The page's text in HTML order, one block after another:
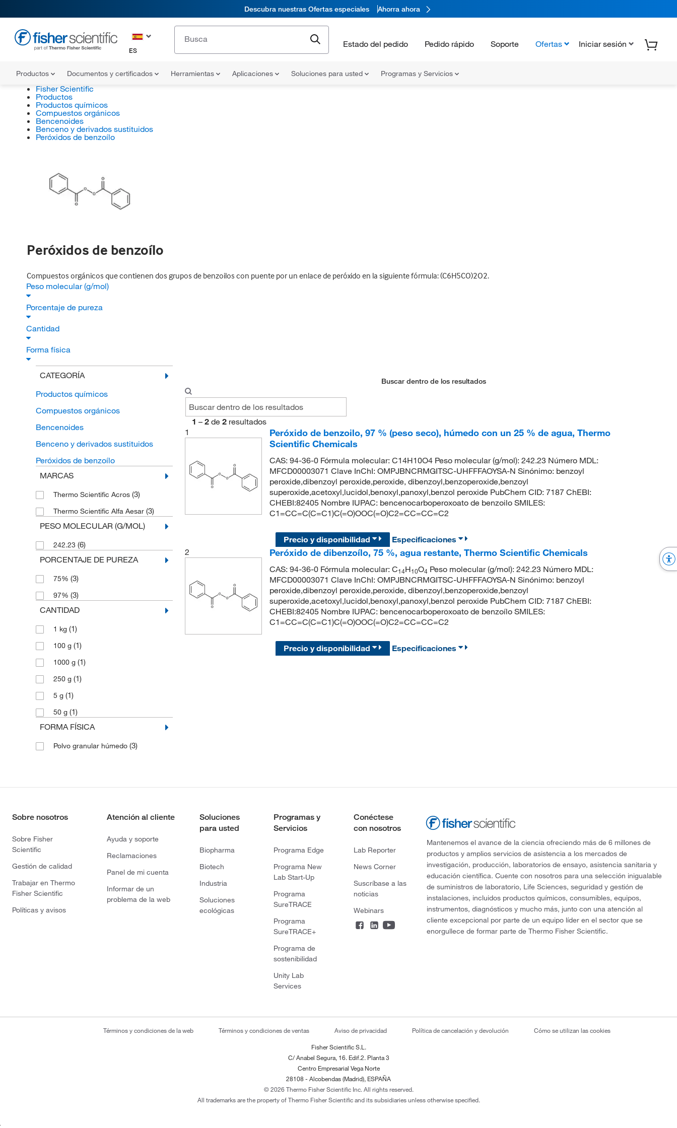
Descubra nuestras Ofertas especiales Ahorra ahora
ES
Estado del pedido Pedido rápido Soporte Ofertas Iniciar sesión
Productos Documentos y certificados Herramientas Aplicaciones Soluciones para usted Programas y Servicios
Fisher Scientific
Productos
Productos químicos
Compuestos orgánicos
Bencenoides
Benceno y derivados sustituidos
Peróxidos de benzoílo
Peróxidos de benzoílo
Compuestos orgánicos que contienen dos grupos de benzoilos con puente por un enlace de peróxido en la siguiente fórmula: (C6H5CO)2O2.
Peso molecular (g/mol)
Porcentaje de pureza
Cantidad
Forma física
CATEGORÍA
Productos químicos
Compuestos orgánicos
Bencenoides
Benceno y derivados sustituidos
Peróxidos de benzoílo
MARCAS
Thermo Scientific Acros (3)
Thermo Scientific Alfa Aesar (3)
PESO MOLECULAR (G/MOL)
242.23 (6)
PORCENTAJE DE PUREZA
75% (3)
97% (3)
CANTIDAD
1 kg (1)
100 g (1)
1000 g (1)
250 g (1)
5 g (1)
50 g (1)
FORMA FÍSICA
Polvo granular húmedo (3)
Buscar dentro de los resultados
1 – 2 de 2 resultados
1
Peróxido de benzoilo, 97 % (peso seco), húmedo con un 25 % de agua, Thermo
Scientific Chemicals
CAS: 94-36-0 Fórmula molecular: C14H10O4 Peso molecular (g/mol): 242.23 Número MDL:
MFCD00003071 Clave InChI: OMPJBNCRMGITSC-UHFFFAOYSA-N Sinónimo: benzoyl
peroxide,dibenzoyl peroxide,peroxide, dibenzoyl,benzoperoxide,benzoyl
superoxide,acetoxyl,lucidol,benoxyl,panoxyl,benzol peroxide PubChem CID: 7187 ChEBI:
CHEBI:82405 Nombre IUPAC: bencenocarboperoxoato de benzoilo SMILES:
C1=CC=C(C=C1)C(=O)OOC(=O)C2=CC=CC=C2
Precio y disponibilidad
Especificaciones
2
Peróxido de dibenzoílo, 75 %, agua restante, Thermo Scientific Chemicals
CAS: 94-36-0 Fórmula molecular: C14H10O4 Peso molecular (g/mol): 242.23 Número MDL:
MFCD00003071 Clave InChI: OMPJBNCRMGITSC-UHFFFAOYSA-N Sinónimo: benzoyl
peroxide,dibenzoyl peroxide,peroxide, dibenzoyl,benzoperoxide,benzoyl
superoxide,acetoxyl,lucidol,benoxyl,panoxyl,benzol peroxide PubChem CID: 7187 ChEBI:
CHEBI:82405 Nombre IUPAC: bencenocarboperoxoato de benzoílo SMILES:
C1=CC=C(C=C1)C(=O)OOC(=O)C2=CC=CC=C2
Precio y disponibilidad Especificaciones
Sobre nosotros
Sobre Fisher
Scientific
Gestión de calidad
Trabajar en Thermo
Fisher Scientific
Políticas y avisos
Atención al cliente
Ayuda y soporte
Reclamaciones
Panel de mi cuenta
Informar de un
problema de la web
Soluciones
para usted
Biopharma
Biotech
Industria
Soluciones
ecológicas
Programas y
Servicios
Programa Edge
Programa New
Lab Start-Up
Programa
SureTRACE
Programa
SureTRACE+
Programa de
sostenibilidad
Unity Lab
Services
Conéctese
con nosotros
Lab Reporter
News Corner
Suscríbase a las
noticias
Webinars
Mantenemos el avance de la ciencia ofreciendo más de 6 millones de
productos y amplios servicios de asistencia a los mercados de
investigación, producción, laboratorios de ensayo, asistencia sanitaria y
educación científica. Cuente con nosotros para una selección inigualable
de suministros de laboratorio, Life Sciences, seguridad y gestión de
instalaciones, incluidos productos químicos, consumibles, equipos,
instrumentos, diagnósticos y mucho más, junto con una atención al
cliente excepcional por parte de un equipo líder en el sector que se
enorgullece de formar parte de Thermo Fisher Scientific.
Términos y condiciones de la web Términos y condiciones de ventas Aviso de privacidad Política de cancelación y devolución Cómo se utilizan las cookies
Fisher Scientific S.L.
C/ Anabel Segura, 16. Edif.2. Planta 3
Centro Empresarial Vega Norte
28108 - Alcobendas (Madrid), ESPAÑA
© 2026 Thermo Fisher Scientific Inc. All rights reserved.
All trademarks are the property of Thermo Fisher Scientific and its subsidiaries unless otherwise specified.